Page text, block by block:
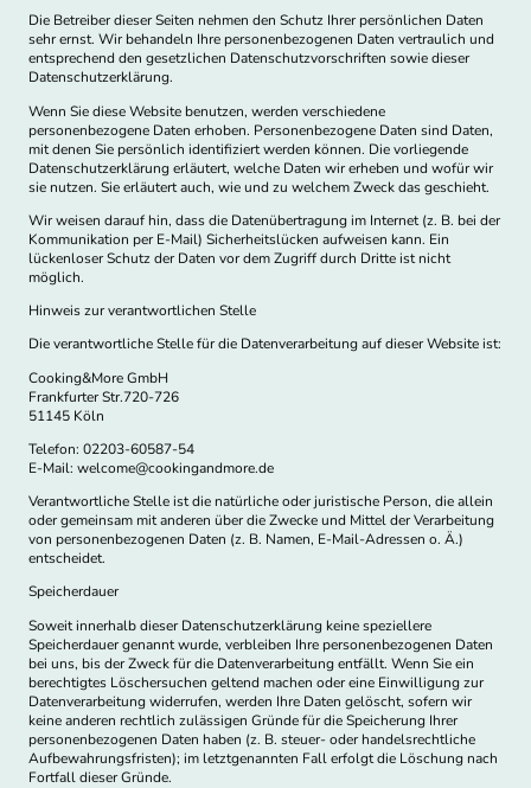
Die Betreiber dieser Seiten nehmen den Schutz Ihrer persönlichen Daten
sehr ernst. Wir behandeln Ihre personenbezogenen Daten vertraulich und
entsprechend den gesetzlichen Datenschutzvorschriften sowie dieser
Datenschutzerklärung.
Wenn Sie diese Website benutzen, werden verschiedene
personenbezogene Daten erhoben. Personenbezogene Daten sind Daten,
mit denen Sie persönlich identifiziert werden können. Die vorliegende
Datenschutzerklärung erläutert, welche Daten wir erheben und wofür wir
sie nutzen. Sie erläutert auch, wie und zu welchem Zweck das geschieht.
Wir weisen darauf hin, dass die Datenübertragung im Internet (z. B. bei der
Kommunikation per E-Mail) Sicherheitslücken aufweisen kann. Ein
lückenloser Schutz der Daten vor dem Zugriff durch Dritte ist nicht
möglich.
Hinweis zur verantwortlichen Stelle
Die verantwortliche Stelle für die Datenverarbeitung auf dieser Website ist:
Cooking&More GmbH
Frankfurter Str.720-726
51145 Köln
Telefon: 02203-60587-54
E-Mail: welcome@cookingandmore.de
Verantwortliche Stelle ist die natürliche oder juristische Person, die allein
oder gemeinsam mit anderen über die Zwecke und Mittel der Verarbeitung
von personenbezogenen Daten (z. B. Namen, E-Mail-Adressen o. Ä.)
entscheidet.
Speicherdauer
Soweit innerhalb dieser Datenschutzerklärung keine speziellere
Speicherdauer genannt wurde, verbleiben Ihre personenbezogenen Daten
bei uns, bis der Zweck für die Datenverarbeitung entfällt. Wenn Sie ein
berechtigtes Löschersuchen geltend machen oder eine Einwilligung zur
Datenverarbeitung widerrufen, werden Ihre Daten gelöscht, sofern wir
keine anderen rechtlich zulässigen Gründe für die Speicherung Ihrer
personenbezogenen Daten haben (z. B. steuer- oder handelsrechtliche
Aufbewahrungsfristen); im letztgenannten Fall erfolgt die Löschung nach
Fortfall dieser Gründe.